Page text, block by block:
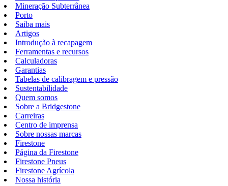
Mineração Subterrânea
Porto
Saiba mais
Artigos
Introdução à recapagem
Ferramentas e recursos
Calculadoras
Garantias
Tabelas de calibragem e pressão
Sustentabilidade
Quem somos
Sobre a Bridgestone
Carreiras
Centro de imprensa
Sobre nossas marcas
Firestone
Página da Firestone
Firestone Pneus
Firestone Agrícola
Nossa história